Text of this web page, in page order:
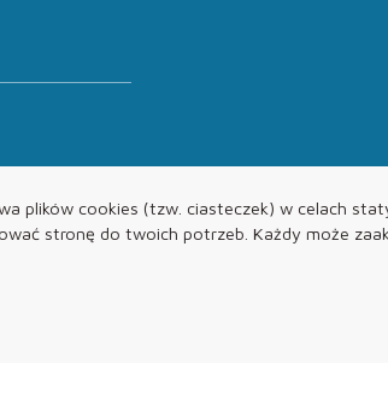
plików cookies (tzw. ciasteczek) w celach
stronę do twoich potrzeb. Każdy może